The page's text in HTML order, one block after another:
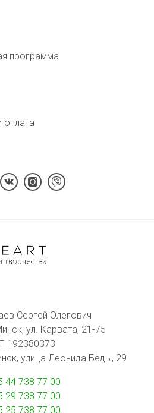
программа
оплата
Сергей Олегович
ул. Карвата, 21-75
192380373
улица Леонида Беды, 29
44 738 77 00
29 738 77 00
25 738 77 00